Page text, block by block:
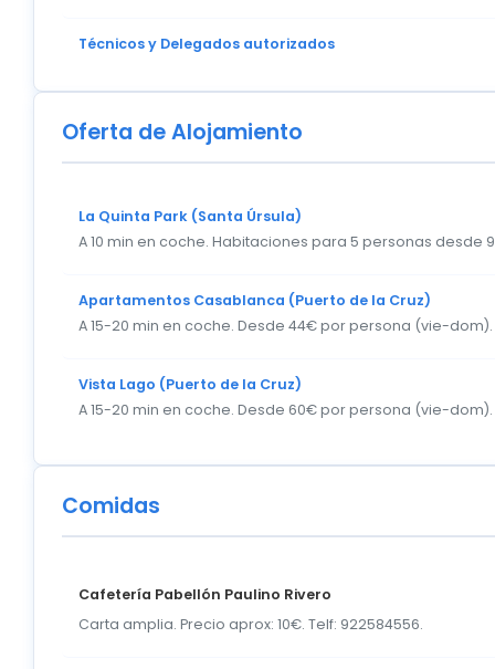
Técnicos y Delegados autorizados
Oferta de Alojamiento
La Quinta Park (Santa Úrsula)
A 10 min en coche. Habitaciones para 5 personas desde
Apartamentos Casablanca (Puerto de la Cruz)
A 15-20 min en coche. Desde 44€ por persona (vie-dom).
Vista Lago (Puerto de la Cruz)
A 15-20 min en coche. Desde 60€ por persona (vie-dom).
Comidas
Cafetería Pabellón Paulino Rivero
Carta amplia. Precio aprox: 10€. Telf: 922584556.